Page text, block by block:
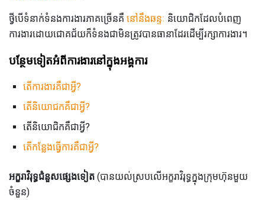
ថ្វីបើទំនាក់ទំនងការងារភាគច្រើនគឺ នៅនឹងឆន្ទៈ និយោជិកដែលបំពេញ
ការងារដោយជោគជ័យក៏ទំនងជាមិនត្រូវបានធានាដែរដើម្បីរក្សាការងារ។
បន្ថែមទៀតអំពីការងារនៅក្នុងអង្គការ
តើការងារគឺជាអ្វី?
តើនិយោជកគឺជាអ្វី?
តើនិយោជិកគឺជាអ្វី?
តើកន្លែងធ្វើការគឺជាអ្វី?
អក្ខរាវិរុទ្ធជំនួសផ្សេងទៀត (បានយល់ស្របលើអក្ខរាវិរុទ្ធក្នុងក្រុមហ៊ុនមួយ
ចំនួន)